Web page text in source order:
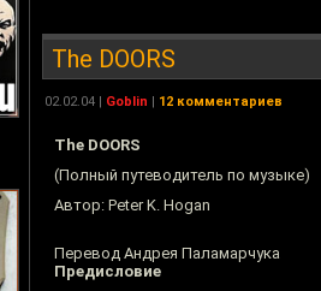
The DOORS
02.02.04 | Goblin | 12 комментариев
The DOORS
(Полный путеводитель по музыке)
Автор: Peter K. Hogan
Перевод Андрея Паламарчука
Предисловие